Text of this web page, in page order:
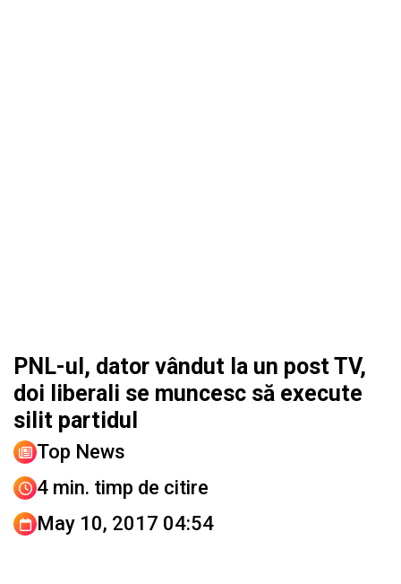
PNL-ul, dator vândut la un post TV,
doi liberali se muncesc să execute
silit partidul
Top News
4 min. timp de citire
May 10, 2017 04:54